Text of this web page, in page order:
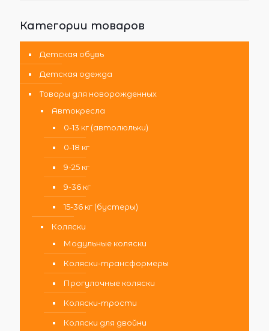
Категории товаров
Детская обувь
Детская одежда
Товары для новорожденных
Автокресла
0-13 кг (автолюльки)
0-18 кг
9-25 кг
9-36 кг
15-36 кг (бустеры)
Коляски
Модульные коляски
Коляски-трансформеры
Прогулочные коляски
Коляски-трости
Коляски для двойни